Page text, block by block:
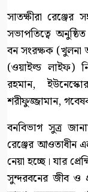
সাতক্ষীরা
সভাপতিত্বে
বন সংরক্ষক (খুলনা
(ওয়াইল্ড লাইফ)
রহমান,
শরীফুজ্জামান,
বনবিভাগ সুত্র
রেঞ্জের আওতাধীন
নেয়া হচ্ছে। যার
সুন্দরবনের জীব ও